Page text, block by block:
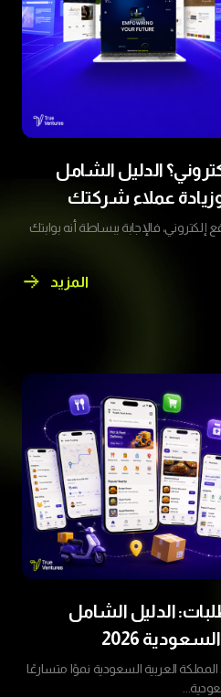
الدليل الشامل
عملاء شركتك
إلكتروني، فالإجابة ببساطة أنه بوابتك
المزيد
لماذا
إلكتروني؟
الدليل
الشامل
لبناء
حضور
رقمي
قوي
وزيادة
عملاء
شركتك
الدليل الشامل
2026
العربية السعودية نموًا متسارعًا